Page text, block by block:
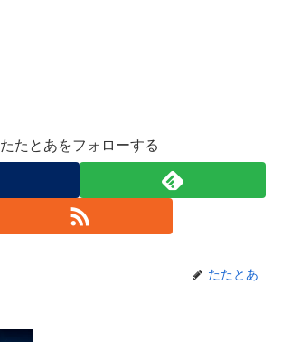
たたとあをフォローする
たたとあ